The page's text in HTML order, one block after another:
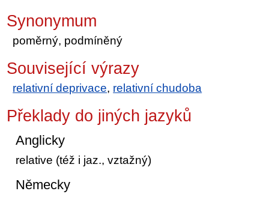
Synonymum
poměrný, podmíněný
Související výrazy
relativní deprivace, relativní chudoba
Překlady do jiných jazyků
Anglicky
relative (též i jaz., vztažný)
Německy